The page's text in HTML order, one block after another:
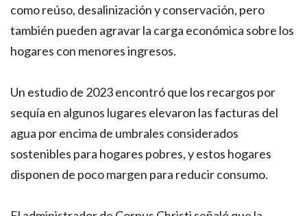
como reúso, desalinización y conservación, pero
también pueden agravar la carga económica sobre los
hogares con menores ingresos.
Un estudio de 2023 encontró que los recargos por
sequía en algunos lugares elevaron las facturas del
agua por encima de umbrales considerados
sostenibles para hogares pobres, y estos hogares
disponen de poco margen para reducir consumo.